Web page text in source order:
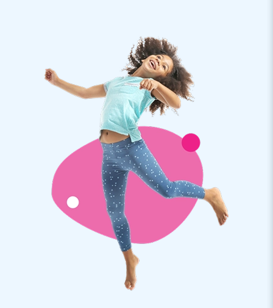
autocapsules zijn een makkelijker en goedkoper alternatief
op een vaste garage of overkapping. Hoe werkt de
opblaasbare autobescherming van JB Inflatables? Het is heel
simpel: Je parkeert je auto in de opblaasbare garage en sluit
de beschermhoes. Kies je voor een Car Capsule? Dan moet je
de doorzichtige auto beschermhoes zelf nog even over je
vierwieler trekken. Een opblaasbare overkapping van JB
Inflatables is ook geschikt als camperstalling of
motorstalling. Zo staat je vervoersmiddel altijd veilig en
Koop Car Capsules en Bike Capsules als veilige
opslag voor je voertuig
De opblaasbare carstations en bikestations zijn
gebruiksvriendelijk. Je parkeert je auto in de Car Capsule,
trekt de doorzichtige beschermhoes over het voertuig, sluit
de blower aan en je opblaasbare opslag staat. De